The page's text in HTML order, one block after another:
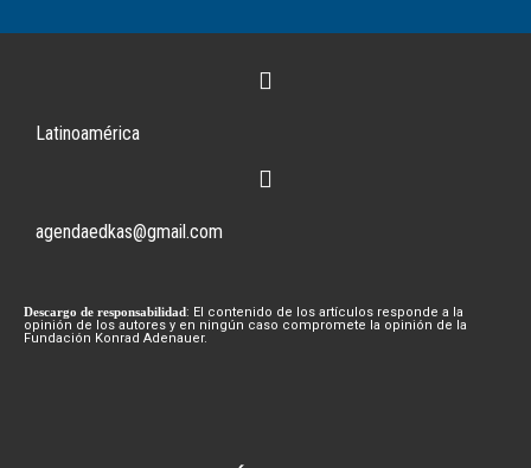
Latinoamérica
agendaedkas@gmail.com
Descargo de responsabilidad: El contenido de los artículos responde a la
opinión de los autores y en ningún caso compromete la opinión de la
Fundación Konrad Adenauer.